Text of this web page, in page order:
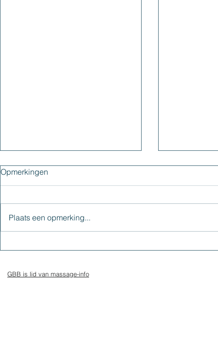
Opmerkingen
Plaats een opmerking...
GBB is lid van massage-info